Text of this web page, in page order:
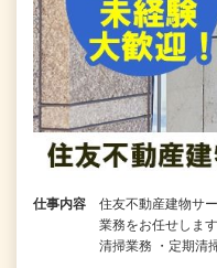
仕事内容
住友不動産建物サ
業務をお任せしま
清掃業務 ・定期清